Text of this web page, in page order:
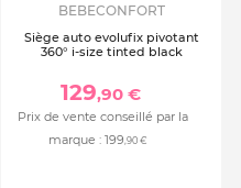
BEBECONFORT
Siège auto evolufix pivotant
360° i-size tinted black
129,90 €
Prix de vente conseillé par la
marque : 199,90 €